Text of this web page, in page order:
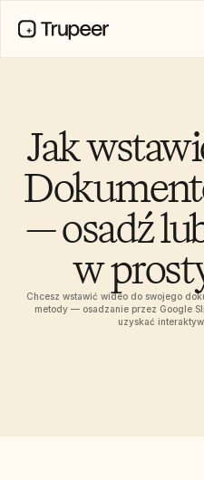
Jak
— osadź
w
Chcesz wstawić wideo do swojego
metody — osadzanie przez Google
uzyskać
Translation
Knowledge Base
AI Avatars
Brand Kits
AI Screen Recording
RESOURCES
AI Champions of Change